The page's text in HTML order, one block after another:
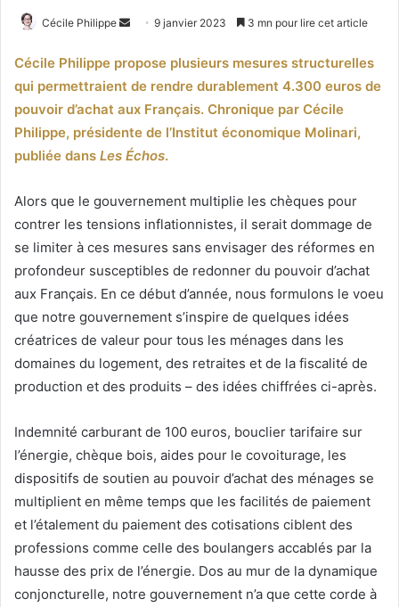
Cécile Philippe
Envoyer
courriel
9 janvier 2023 3 mn pour lire cet article
Cécile Philippe propose plusieurs mesures structurelles
qui permettraient de rendre durablement 4.300 euros de
pouvoir d’achat aux Français. Chronique par Cécile
Philippe, présidente de l’Institut économique Molinari,
publiée dans Les Échos.
Alors que le gouvernement multiplie les chèques pour
contrer les tensions inflationnistes, il serait dommage de
se limiter à ces mesures sans envisager des réformes en
profondeur susceptibles de redonner du pouvoir d’achat
aux Français. En ce début d’année, nous formulons le voeu
que notre gouvernement s’inspire de quelques idées
créatrices de valeur pour tous les ménages dans les
domaines du logement, des retraites et de la fiscalité de
production et des produits – des idées chiffrées ci-après.
Indemnité carburant de 100 euros, bouclier tarifaire sur
l’énergie, chèque bois, aides pour le covoiturage, les
dispositifs de soutien au pouvoir d’achat des ménages se
multiplient en même temps que les facilités de paiement
et l’étalement du paiement des cotisations ciblent des
professions comme celle des boulangers accablés par la
hausse des prix de l’énergie. Dos au mur de la dynamique
conjoncturelle, notre gouvernement n’a que cette corde à